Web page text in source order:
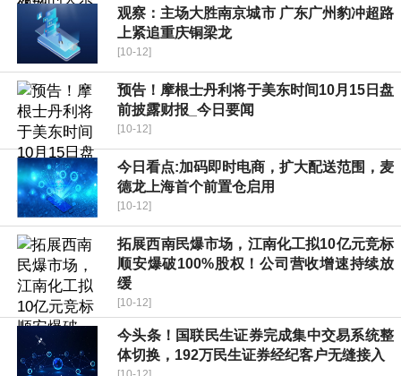
观察：主场大胜南京城市 广东广州豹冲超路
上紧追重庆铜梁龙
[10-12]
预告！摩根士丹利将于美东时间10月15日盘
前披露财报_今日要闻
[10-12]
今日看点:加码即时电商，扩大配送范围，麦
德龙上海首个前置仓启用
[10-12]
拓展西南民爆市场，江南化工拟10亿元竞标
顺安爆破100%股权！公司营收增速持续放
缓
[10-12]
今头条！国联民生证券完成集中交易系统整
体切换，192万民生证券经纪客户无缝接入